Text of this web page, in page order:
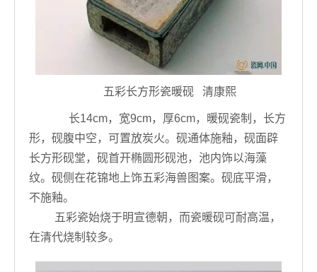
五彩长方形瓷暖砚 清康熙
长14cm，宽9cm，厚6cm，暖砚瓷制，长方
形，砚腹中空，可置放炭火。砚通体施釉，砚面辟
长方形砚堂，砚首开椭圆形砚池，池内饰以海藻
纹。砚侧在花锦地上饰五彩海兽图案。砚底平滑，
不施釉。
五彩瓷始烧于明宣德朝，而瓷暖砚可耐高温，
在清代烧制较多。